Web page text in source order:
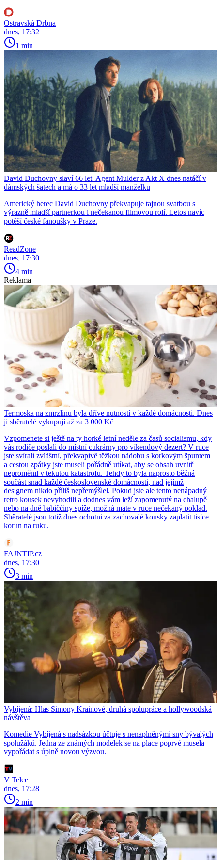
Ostravská Drbna
dnes, 17:32
1 min
David Duchovny slaví 66 let. Agent Mulder z Akt X dnes natáčí v
dámských šatech a má o 33 let mladší manželku
Americký herec David Duchovny překvapuje tajnou svatbou s
výrazně mladší partnerkou i nečekanou filmovou rolí. Letos navíc
potěší české fanoušky v Praze.
ReadZone
dnes, 17:30
4 min
Reklama
Termoska na zmrzlinu byla dříve nutností v každé domácnosti. Dnes
ji sběratelé vykupují až za 3 000 Kč
Vzpomenete si ještě na ty horké letní neděle za časů socialismu, kdy
vás rodiče poslali do místní cukrárny pro víkendový dezert? V ruce
jste svírali zvláštní, překvapivě těžkou nádobu s korkovým špuntem
a cestou zpátky jste museli pořádně utíkat, aby se obsah uvnitř
neproměnil v tekutou katastrofu. Tehdy to byla naprosto běžná
součást snad každé československé domácnosti, nad jejímž
designem nikdo příliš nepřemýšlel. Pokud jste ale tento nenápadný
retro kousek nevyhodili a dodnes vám leží zapomenutý na chalupě
nebo na dně babiččiny spíže, možná máte v ruce nečekaný poklad.
Sběratelé jsou totiž dnes ochotni za zachovalé kousky zaplatit tisíce
korun na ruku.
FAJNTIP.cz
dnes, 17:30
3 min
Vybíjená: Hlas Simony Krainové, druhá spolupráce a hollywoodská
návštěva
Komedie Vybíjená s nadsázkou účtuje s nenaplněnými sny bývalých
spolužáků. Jedna ze známých modelek se na place poprvé musela
vypořádat s úplně novou výzvou.
V Telce
dnes, 17:28
2 min